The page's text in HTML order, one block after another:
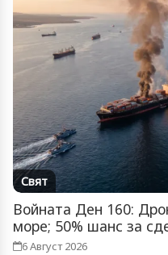
Свят
Войната Ден 160:
море; 50% шанс за
6 Август 2026